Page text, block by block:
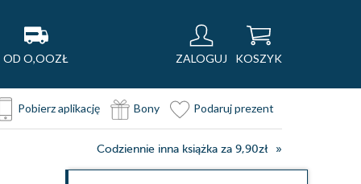
OD O,OOZŁ ZALOGUJ KOSZYK
Pobierz aplikację Bony Podaruj prezent
Codziennie inna książka za 9,90zł